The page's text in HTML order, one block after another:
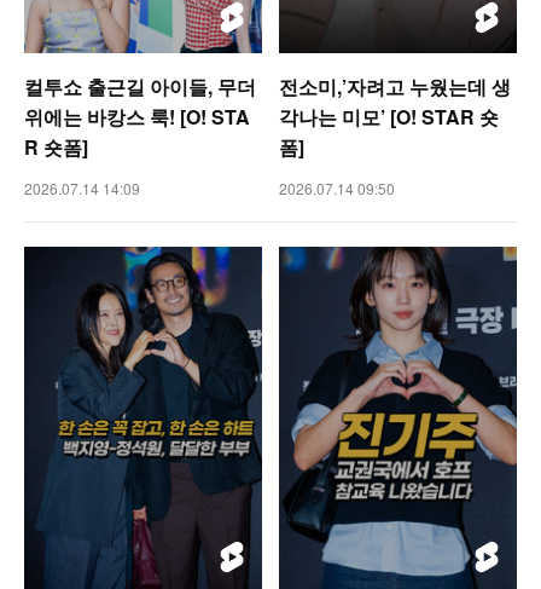
컬투쇼 출근길 아이들, 무더
위에는 바캉스 룩! [O! STA
R 숏폼]
2026.07.14 14:09
전소미,’자려고 누웠는데 생
각나는 미모’ [O! STAR 숏
폼]
2026.07.14 09:50